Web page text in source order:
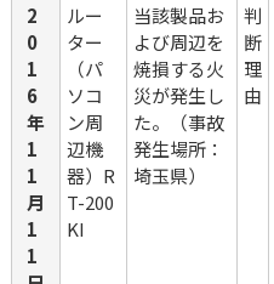
2
0
1
6
年
1
1
月
1
1
ルー
ター
（パ
ソコ
ン周
辺機
器）R
T-200
KI
当該製品お
よび周辺を
焼損する火
災が発生し
た。（事故
発生場所：
埼玉県）
判
断
理
由